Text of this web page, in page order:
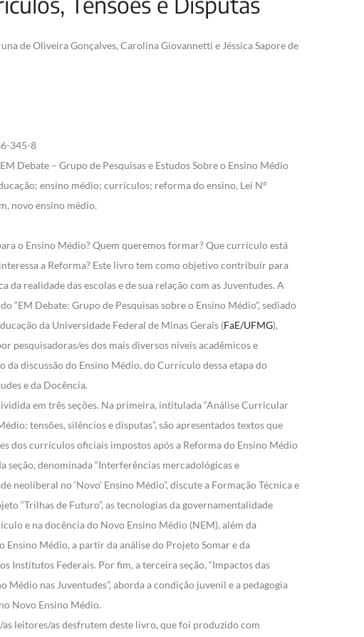
de Oliveira Gonçalves, Carolina Giovannetti e Jéssica Sapore de
345-8
Debate – Grupo de Pesquisas e Estudos Sobre o Ensino Médio
ensino médio; currículos; reforma do ensino, Lei Nº
novo ensino médio.
o Ensino Médio? Quem queremos formar? Que currículo está
a Reforma? Este livro tem como objetivo contribuir para
da realidade das escolas e de sua relação com as Juventudes. A
“EM Debate: Grupo de Pesquisas sobre o Ensino Médio”, sediado
da Universidade Federal de Minas Gerais (FaE/UFMG),
pesquisadoras/es dos mais diversos níveis acadêmicos e
da discussão do Ensino Médio, do Currículo dessa etapa do
e da Docência.
em três seções. Na primeira, intitulada “Análise Curricular
tensões, silêncios e disputas”, são apresentados textos que
dos currículos oficiais impostos após a Reforma do Ensino Médio
seção, denominada “Interferências mercadológicas e
neoliberal no ‘Novo’ Ensino Médio”, discute a Formação Técnica e
“Trilhas de Futuro”, as tecnologias da governamentalidade
e na docência do Novo Ensino Médio (NEM), além da
Ensino Médio, a partir da análise do Projeto Somar e da
Institutos Federais. Por fim, a terceira seção, “Impactos das
Médio nas Juventudes”, aborda a condição juvenil e a pedagogia
Novo Ensino Médio.
as leitores/as desfrutem deste livro, que foi produzido com